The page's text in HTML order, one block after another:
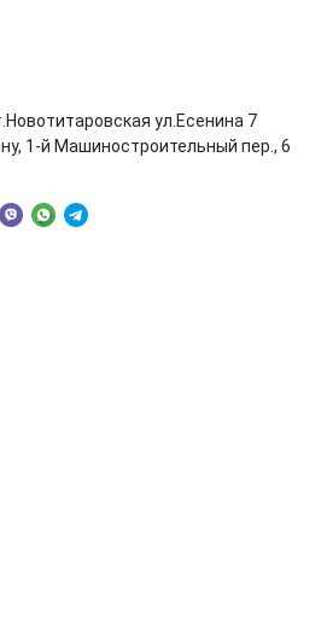
ул.Есенина 7
1-й Машиностроительный пер., 6